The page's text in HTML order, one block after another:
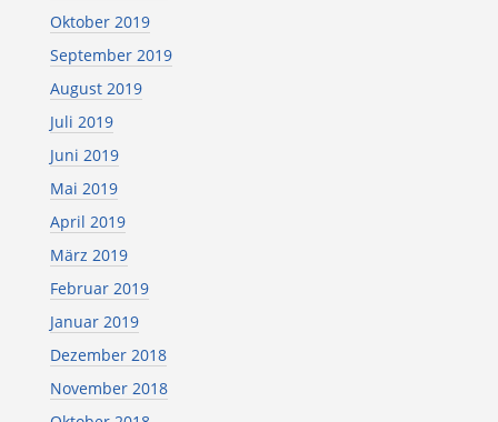
Oktober 2019
September 2019
August 2019
Juli 2019
Juni 2019
Mai 2019
April 2019
März 2019
Februar 2019
Januar 2019
Dezember 2018
November 2018